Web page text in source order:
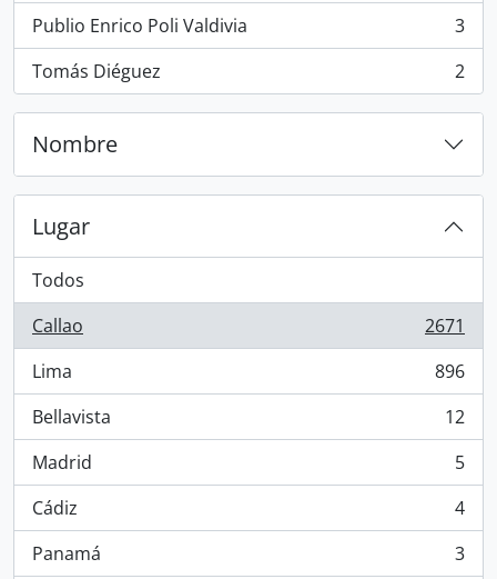
Publio Enrico Poli Valdivia
, 3 resultados
3
Tomás Diéguez
, 2 resultados 2
Nombre
Lugar
Todos
Callao
, 2671 resultados
2671
Lima
, 896 resultados
896
Bellavista
, 12 resultados
12
Madrid
, 5 resultados
5
Cádiz
, 4 resultados
4
Panamá
, 3 resultados
3